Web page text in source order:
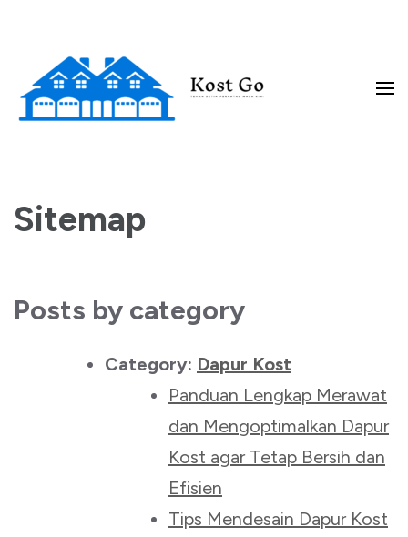
konten
(Tekan
Sitemap
Posts by category
Category: Dapur Kost
Panduan Lengkap Merawat
dan Mengoptimalkan Dapur
Kost agar Tetap Bersih dan
Efisien
Tips Mendesain Dapur Kost